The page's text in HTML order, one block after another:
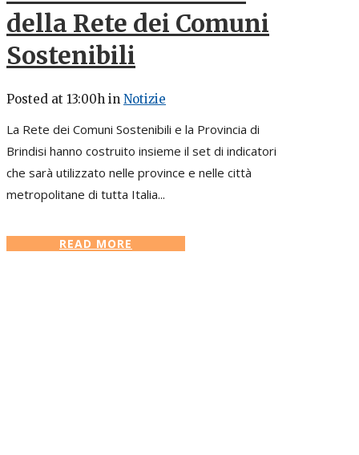
della Rete dei Comuni
Sostenibili
Posted at 13:00h in Notizie
La Rete dei Comuni Sostenibili e la Provincia di
Brindisi hanno costruito insieme il set di indicatori
che sarà utilizzato nelle province e nelle città
metropolitane di tutta Italia...
READ MORE